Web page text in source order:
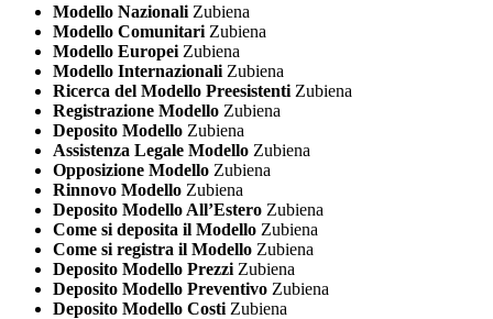
Modello Nazionali Zubiena
Modello Comunitari Zubiena
Modello Europei Zubiena
Modello Internazionali Zubiena
Ricerca del Modello Preesistenti Zubiena
Registrazione Modello Zubiena
Deposito Modello Zubiena
Assistenza Legale Modello Zubiena
Opposizione Modello Zubiena
Rinnovo Modello Zubiena
Deposito Modello All’Estero Zubiena
Come si deposita il Modello Zubiena
Come si registra il Modello Zubiena
Deposito Modello Prezzi Zubiena
Deposito Modello Preventivo Zubiena
Deposito Modello Costi Zubiena